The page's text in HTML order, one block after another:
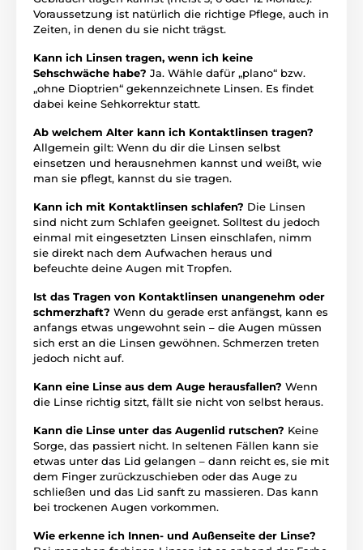
Voraussetzung ist natürlich die richtige Pflege, auch in
Zeiten, in denen du sie nicht trägst.
Kann ich Linsen tragen, wenn ich keine
Sehschwäche habe? Ja. Wähle dafür „plano“ bzw.
„ohne Dioptrien“ gekennzeichnete Linsen. Es findet
dabei keine Sehkorrektur statt.
Ab welchem Alter kann ich Kontaktlinsen tragen?
Allgemein gilt: Wenn du dir die Linsen selbst
einsetzen und herausnehmen kannst und weißt, wie
man sie pflegt, kannst du sie tragen.
Kann ich mit Kontaktlinsen schlafen? Die Linsen
sind nicht zum Schlafen geeignet. Solltest du jedoch
einmal mit eingesetzten Linsen einschlafen, nimm
sie direkt nach dem Aufwachen heraus und
befeuchte deine Augen mit Tropfen.
Ist das Tragen von Kontaktlinsen unangenehm oder
schmerzhaft? Wenn du gerade erst anfängst, kann es
anfangs etwas ungewohnt sein – die Augen müssen
sich erst an die Linsen gewöhnen. Schmerzen treten
jedoch nicht auf.
Kann eine Linse aus dem Auge herausfallen? Wenn
die Linse richtig sitzt, fällt sie nicht von selbst heraus.
Kann die Linse unter das Augenlid rutschen? Keine
Sorge, das passiert nicht. In seltenen Fällen kann sie
etwas unter das Lid gelangen – dann reicht es, sie mit
dem Finger zurückzuschieben oder das Auge zu
schließen und das Lid sanft zu massieren. Das kann
bei trockenen Augen vorkommen.
Wie erkenne ich Innen- und Außenseite der Linse?